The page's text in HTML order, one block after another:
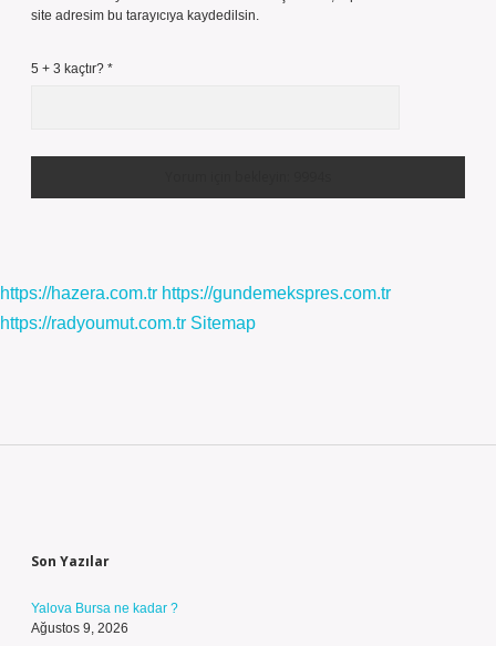
site adresim bu tarayıcıya kaydedilsin.
5 + 3 kaçtır? *
https://hazera.com.tr https://gundemekspres.com.tr
https://radyoumut.com.tr Sitemap
Son Yazılar
Yalova Bursa ne kadar ?
Ağustos 9, 2026